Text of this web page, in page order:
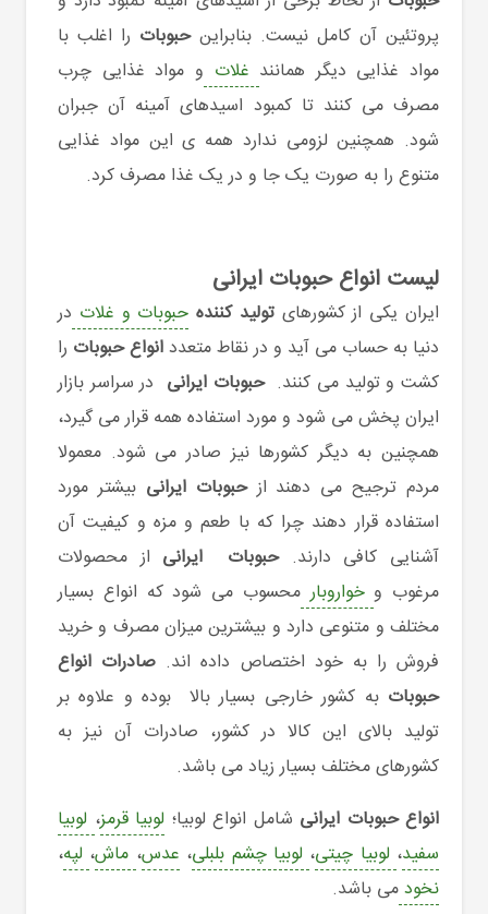
پروتئین آن کامل نیست. بنابراینحبوبات را اغلب با
مواد غذایی دیگر همانند غلات و مواد غذایی چرب
مصرف می کنند تا کمبود اسیدهای آمینه آن جبران
شود. همچنین لزومی ندارد همه ی این مواد غذایی
متنوع را به صورت یک جا و در یک غذا مصرف کرد.
لیست انواع حبوبات ایرانی
ایران یکی از کشورهایتولید کننده حبوبات و غلات در
دنیا به حساب می آید و در نقاط متعددانواع حبوبات را
کشت و تولید می کنند. حبوبات ایرانی در سراسر بازار
ایران پخش می شود و مورد استفاده همه قرار می گیرد،
همچنین به دیگر کشورها نیز صادر می شود. معمولا
مردم ترجیح می دهند ازحبوبات ایرانی بیشتر مورد
استفاده قرار دهند چرا که با طعم و مزه و کیفیت آن
آشنایی کافی دارند.حبوبات ایرانی از محصولات
مرغوب وخواروبارمحسوب می شود که انواع بسیار
مختلف و متنوعی دارد و بیشترین میزان مصرف و خرید
فروش را به خود اختصاص داده اند. صادرات انواع
حبوبات به کشور خارجی بسیار بالا بوده و علاوه بر
تولید بالای این کالا در کشور، صادرات آن نیز به
کشورهای مختلف بسیار زیاد می باشد.
انواع حبوبات ایرانی شامل انواع لوبیا؛ لوبیا قرمز، لوبیا
سفید، لوبیا چیتی، لوبیا چشم بلبلی، عدس، ماش، لپه،
نخودمی باشد.